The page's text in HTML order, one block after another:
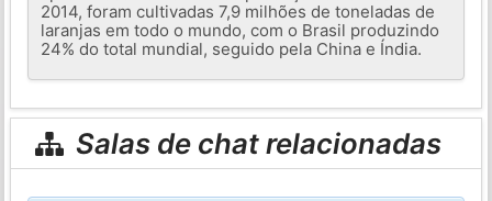
2014, foram cultivadas 7,9 milhões de toneladas de
laranjas em todo o mundo, com o Brasil produzindo
24% do total mundial, seguido pela China e Índia.
Salas de chat relacionadas